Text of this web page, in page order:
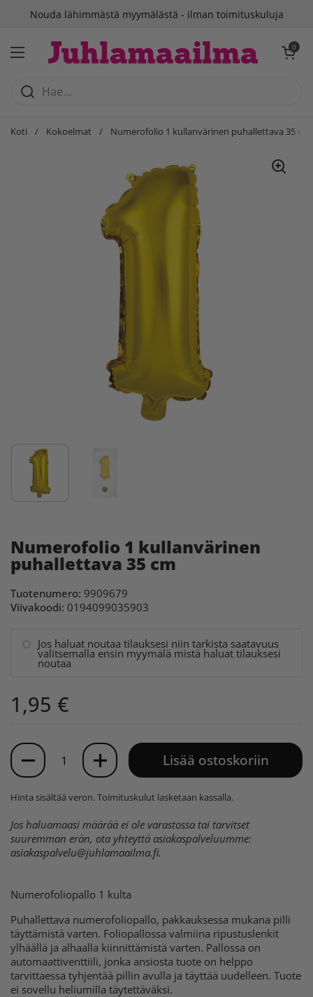
Siirry sisältöön
Nouda lähimmästä myymälästä - ilman toimituskuluja
Avaa valikko
Avaa 0
Koti / Kokoelmat / Numerofolio 1 kullanvärinen puhallettava 35 cm
Numerofolio 1 kullanvärinen
puhallettava 35 cm
Tuotenumero: 9909679
Viivakoodi: 0194099035903
Jos haluat noutaa tilauksesi niin tarkista saatavuus
valitsemalla ensin myymälä mistä haluat tilauksesi
noutaa
1,95 €
Määrä
Lisää ostoskoriin
Hinta sisältää veron.Toimituskulut lasketaan kassalla.
Jos haluamaasi määrää ei ole varastossa tai tarvitset
suuremman erän, ota yhteyttä asiakaspalveluumme:
asiakaspalvelu@juhlamaailma.fi.
Numerofoliopallo 1 kulta
Puhallettava numerofoliopallo, pakkauksessa mukana pilli
täyttämistä varten. Foliopallossa valmiina ripustuslenkit
ylhäällä ja alhaalla kiinnittämistä varten. Pallossa on
automaattiventtiili, jonka ansiosta tuote on helppo
tarvittaessa tyhjentää pillin avulla ja täyttää uudelleen. Tuote
ei sovellu heliumilla täytettäväksi.